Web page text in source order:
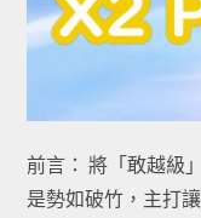
前言： 將「敢越級
是勢如破竹，主打